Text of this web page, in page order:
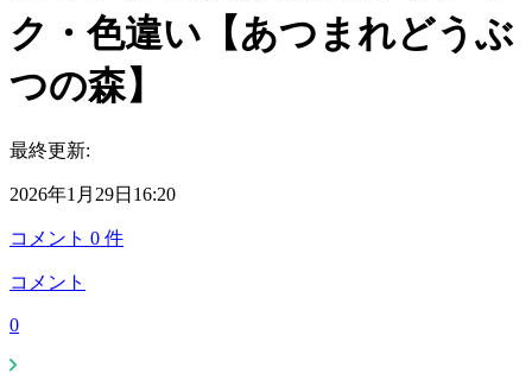
ク・色違い【あつまれどうぶ
つの森】
最終更新:
2026年1月29日16:20
コメント 0 件
コメント
0